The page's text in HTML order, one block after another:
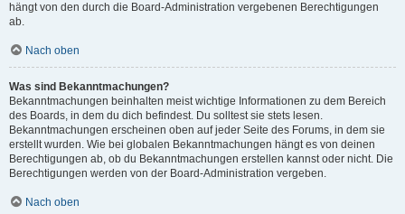
hängt von den durch die Board-Administration vergebenen Berechtigungen
ab.
Nach oben
Was sind Bekanntmachungen?
Bekanntmachungen beinhalten meist wichtige Informationen zu dem Bereich
des Boards, in dem du dich befindest. Du solltest sie stets lesen.
Bekanntmachungen erscheinen oben auf jeder Seite des Forums, in dem sie
erstellt wurden. Wie bei globalen Bekanntmachungen hängt es von deinen
Berechtigungen ab, ob du Bekanntmachungen erstellen kannst oder nicht. Die
Berechtigungen werden von der Board-Administration vergeben.
Nach oben